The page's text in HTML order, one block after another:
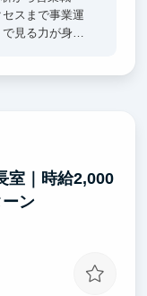
スまで事業運
見る力が身に
立案・戦略職
スキルとして
室｜時給2,000
ン